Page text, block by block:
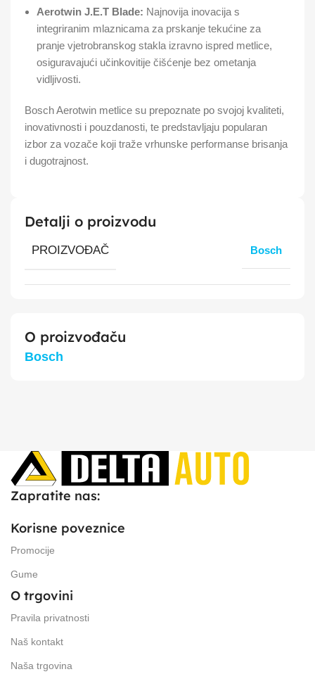
Aerotwin J.E.T Blade: Najnovija inovacija s
integriranim mlaznicama za prskanje tekućine za
pranje vjetrobranskog stakla izravno ispred metlice,
osiguravajući učinkovitije čišćenje bez ometanja
vidljivosti.
Bosch Aerotwin metlice su prepoznate po svojoj kvaliteti,
inovativnosti i pouzdanosti, te predstavljaju popularan
izbor za vozače koji traže vrhunske performanse brisanja
i dugotrajnost.
Detalji o proizvodu
PROIZVOĐAČ Bosch
O proizvođaču
Bosch
Zapratite nas:
Korisne poveznice
Promocije
Gume
O trgovini
Pravila privatnosti
Naš kontakt
Naša trgovina